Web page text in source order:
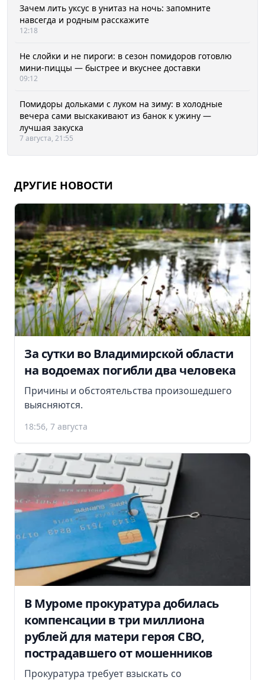
Зачем лить уксус в унитаз на ночь: запомните
навсегда и родным расскажите
12:18
Не слойки и не пироги: в сезон помидоров готовлю
мини-пиццы — быстрее и вкуснее доставки
09:12
Помидоры дольками с луком на зиму: в холодные
вечера сами выскакивают из банок к ужину —
лучшая закуска
7 августа, 21:55
ДРУГИЕ НОВОСТИ
За сутки во Владимирской области
на водоемах погибли два человека
Причины и обстоятельства произошедшего
выясняются.
18:56, 7 августа
В Муроме прокуратура добилась
компенсации в три миллиона
рублей для матери героя СВО,
пострадавшего от мошенников
Прокуратура требует взыскать со